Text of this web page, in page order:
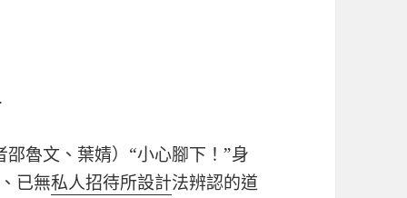
魯文、葉婧）“小心腳下！”身
已無私人招待所設計法辨認的道